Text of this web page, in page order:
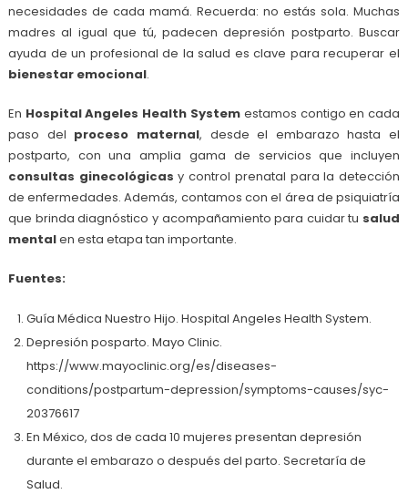
necesidades de cada mamá. Recuerda: no estás sola. Muchas
madres al igual que tú, padecen depresión postparto. Buscar
ayuda de un profesional de la salud es clave para recuperar el
bienestar emocional.
En Hospital Angeles Health System estamos contigo en cada
paso del proceso maternal, desde el embarazo hasta el
postparto, con una amplia gama de servicios que incluyen
consultas ginecológicas y control prenatal para la detección
de enfermedades. Además, contamos con el área de psiquiatría
que brinda diagnóstico y acompañamiento para cuidar tu salud
mentalen esta etapa tan importante.
Fuentes:
Guía Médica Nuestro Hijo. Hospital Angeles Health System.
Depresión posparto. Mayo Clinic.
https://www.mayoclinic.org/es/diseases-
conditions/postpartum-depression/symptoms-causes/syc-
20376617
En México, dos de cada 10 mujeres presentan depresión
durante el embarazo o después del parto. Secretaría de
Salud.